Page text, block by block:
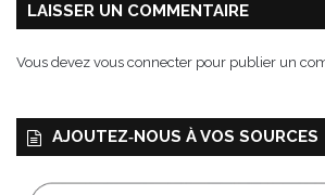
LAISSER UN COMMENTAIRE
Vous devez vous connecter pour publier un
AJOUTEZ‑NOUS À VOS SOURCES